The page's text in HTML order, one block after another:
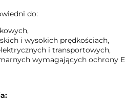
do:
i wysokich prędkościach,
i transportowych,
wymagających ochrony